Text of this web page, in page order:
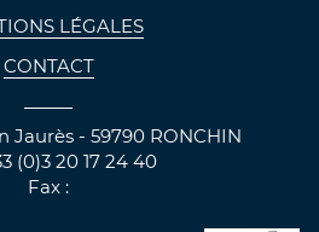
LÉGALES
CONTACT
Jaurès - 59790 RONCHIN
(0)3 20 17 24 40
Fax :